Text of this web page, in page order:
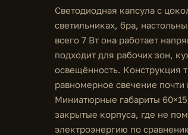
Светодиодная капсула с
светильниках, бра,
всего 7 Вт она работает
подходит для рабочих зон,
освещённость. Конструкция
равномерное свечение
Миниатюрные габариты
закрытые корпуса, где не
электроэнергию по